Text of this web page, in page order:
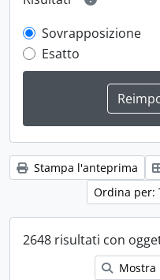
Sovrapposizione
Esatto
Stampa l'anteprima
Ordina per:
2648 risultati con